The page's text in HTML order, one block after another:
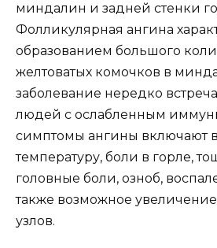
миндалин и задней стенки
Фолликулярная ангина
образованием большого
желтоватых комочков в
заболевание нередко
людей с ослабленным
симптомы ангины включают
температуру, боли в горле,
головные боли, озноб,
также возможное
узлов.